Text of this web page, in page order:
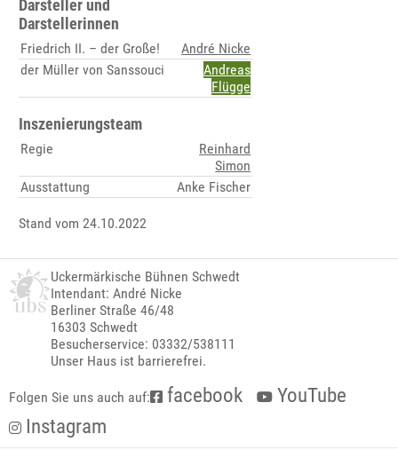
Darsteller und
Darstellerinnen
Friedrich II. – der Große!
André Nicke
der Müller von Sanssouci
Andreas
Flügge
Inszenierungsteam
Regie
Reinhard
Simon
Ausstattung
Anke Fischer
Stand vom 24.10.2022
Uckermärkische Bühnen Schwedt
Intendant: André Nicke
Berliner Straße 46/48
16303 Schwedt
Besucherservice: 03332/538111
Unser Haus ist barrierefrei.
Folgen Sie uns auch auf: facebook
YouTube
Instagram